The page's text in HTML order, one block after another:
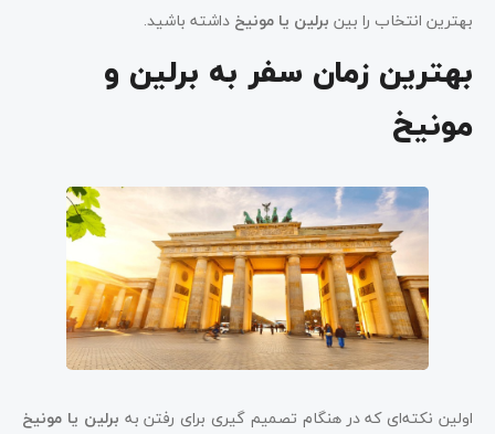
بهترین انتخاب را بین برلین یا مونیخ داشته باشید.
بهترین زمان سفر به برلین و
مونیخ
اولین نکته‌ای که در هنگام تصمیم گیری برای رفتن به برلین یا مونیخ